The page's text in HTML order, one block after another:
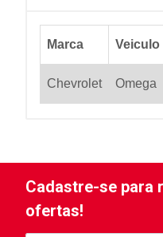
Marca Veiculo
Chevrolet Omega
Cadastre-se para
ofertas!